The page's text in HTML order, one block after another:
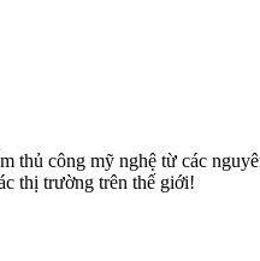
công mỹ nghệ từ các
thị trường trên thế giới!